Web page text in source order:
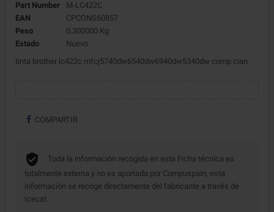
Part Number
M-LC422C
EAN
CPCONS60857
Peso
0.300000 Kg
Estado
Nuevo
tinta brother lc422c mfcj5740dw6540dw6940dw5340dw comp cian
COMPARTIR
Toda la información recogida en esta Ficha técnica es
totalmente externa y no es aportada por Compuspain, esta
información se recoge directamente del fabricante a través de
Icecat.